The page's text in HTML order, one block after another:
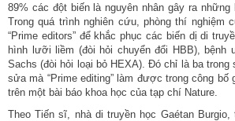
89% các đột biến là nguyên nhân gây ra những
Trong quá trình nghiên cứu, phòng thí nghiệm
“Prime editors” để khắc phục các biến dị di
hình lưỡi liềm (đòi hỏi chuyển đổi HBB), bệnh
Sachs (đòi hỏi loại bỏ HEXA). Đó chỉ là ba trong
sửa mà “Prime editing” làm được trong công bố
trên một bài báo khoa học của tạp chí Nature.
Theo Tiến sĩ, nhà di truyền học Gaétan